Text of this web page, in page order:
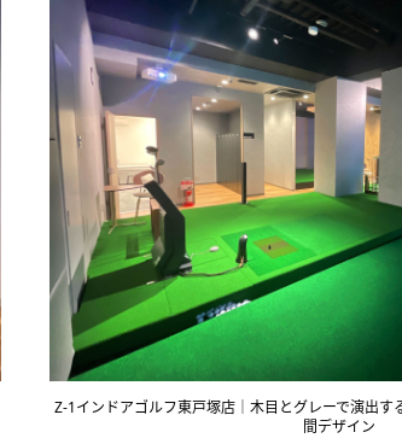
Z-1インドアゴルフ東戸塚店｜木目とグレーで演出す
間デザイン